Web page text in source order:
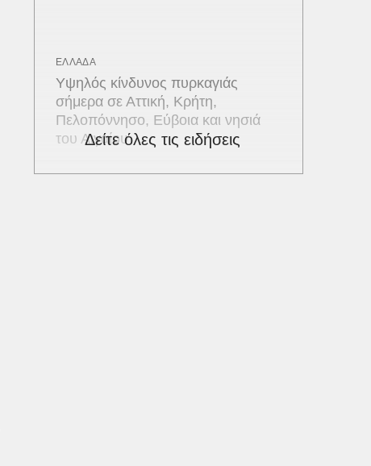
ΕΛΛΑΔΑ
Υψηλός κίνδυνος πυρκαγιάς
σήμερα σε Αττική, Κρήτη,
Πελοπόννησο, Εύβοια και νησιά
του Αιγαίου
Δείτε όλες τις ειδήσεις